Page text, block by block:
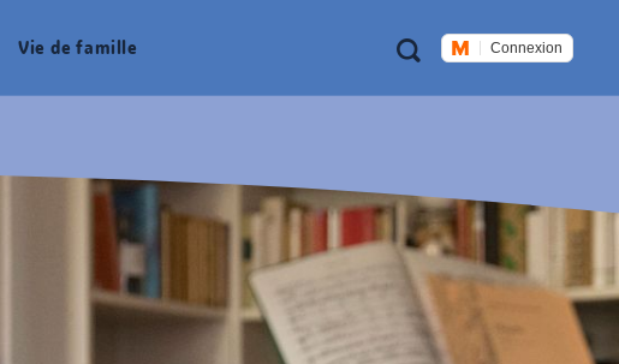
Métanavigation
RechercheConnexion
Vie de famille